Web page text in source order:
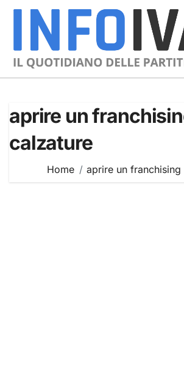
Skip
aprire un
calzature
Home aprire un franchising